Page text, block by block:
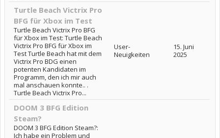
Turtle Beach Victrix Pro
BFG für Xbox im Test
Turtle Beach Victrix Pro BFG
für Xbox im Test: Turtle Beach
Victrix Pro BFG für Xbox im
Test Turtle Beach hat mit dem
Victrix Pro BDG einen
potenten Kandidaten im
Programm, den ich mir auch
mal anschauen konnte.. .
Turtle Beach Victrix Pro...
User-
Neuigkeiten
15. Juni
2025
DOOM 3 BFG Edition
Steam?
DOOM 3 BFG Edition Steam?:
Ich habe ein Problem und